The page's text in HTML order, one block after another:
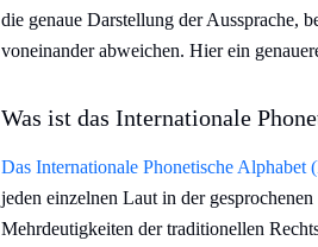
die genaue Darstellung der Aussprache,
voneinander abweichen. Hier ein
Was ist das Internationale
Das Internationale Phonetische Alphabet
jeden einzelnen Laut in der
Mehrdeutigkeiten der traditionellen